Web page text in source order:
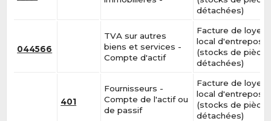
détachées)
044566
TVA sur autres
biens et services -
Compte d'actif
Facture de loyer
local
(stocks de
détachées)
401
Fournisseurs -
Compte de l'actif ou
de passif
Facture de loyer
local
(stocks de
détachées)